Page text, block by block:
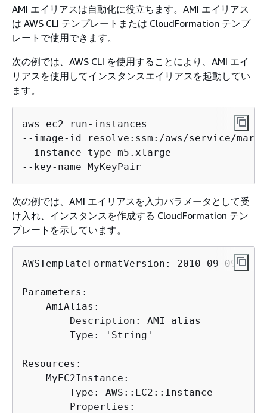
AMI エイリアスは自動化に役立ちます。AMI エイリアス
は AWS CLI テンプレートまたは CloudFormation テンプ
レートで使用できます。
次の例では、AWS CLI を使用することにより、AMI エイ
リアスを使用してインスタンスエイリアスを起動してい
ます。
aws ec2 run-instances
--image-id resolve:ssm:/aws/service/
--instance-type m5.xlarge
--key-name MyKeyPair
次の例では、AMI エイリアスを入力パラメータとして受
け入れ、インスタンスを作成する CloudFormation テン
プレートを示しています。
AWSTemplateFormatVersion: 2010-09-09
Parameters:
    AmiAlias:
        Description: AMI alias
        Type: 'String'
Resources:
    MyEC2Instance:
        Type: AWS::EC2::Instance
        Properties: